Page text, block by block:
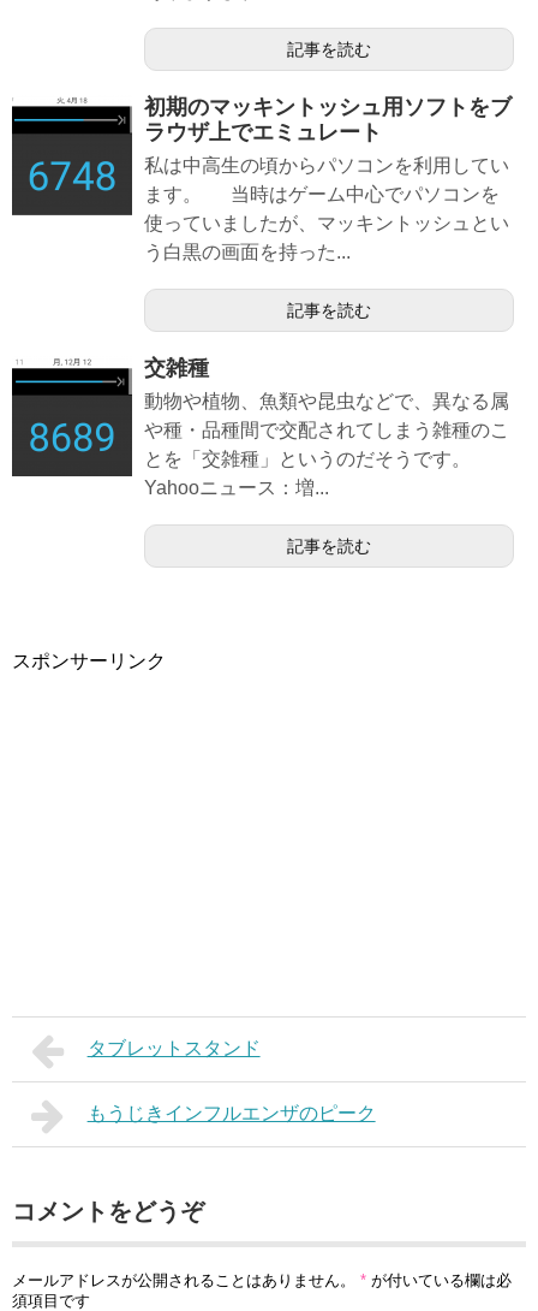
記事を読む
初期のマッキントッシュ用ソフトをブ
ラウザ上でエミュレート
私は中高生の頃からパソコンを利用してい
ます。 当時はゲーム中心でパソコンを
使っていましたが、マッキントッシュとい
う白黒の画面を持った...
記事を読む
交雑種
動物や植物、魚類や昆虫などで、異なる属
や種・品種間で交配されてしまう雑種のこ
とを「交雑種」というのだそうです。
Yahooニュース：増...
記事を読む
スポンサーリンク
タブレットスタンド
もうじきインフルエンザのピーク
コメントをどうぞ
メールアドレスが公開されることはありません。 * が付いている欄は必
須項目です